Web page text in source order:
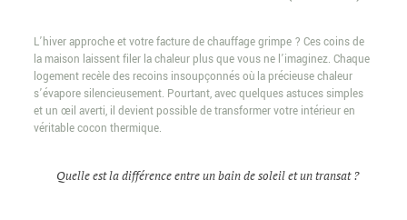
L’hiver approche et votre facture de chauffage grimpe ? Ces coins de
la maison laissent filer la chaleur plus que vous ne l’imaginez. Chaque
logement recèle des recoins insoupçonnés où la précieuse chaleur
s’évapore silencieusement. Pourtant, avec quelques astuces simples
et un œil averti, il devient possible de transformer votre intérieur en
véritable cocon thermique.
Quelle est la différence entre un bain de soleil et un transat ?